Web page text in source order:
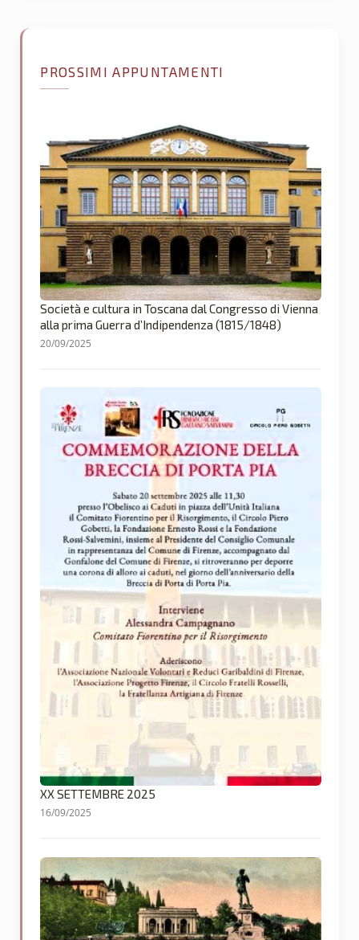
PROSSIMI APPUNTAMENTI
Società e cultura in Toscana dal Congresso di Vienna
alla prima Guerra d’Indipendenza (1815/1848)
20/09/2025
XX SETTEMBRE 2025
16/09/2025